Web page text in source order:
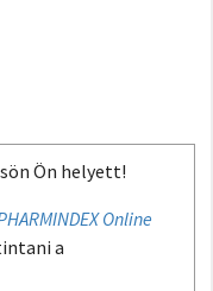
Ön helyett!
Online
a